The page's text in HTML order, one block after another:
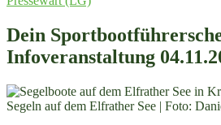
Dein
Infoveranstaltung
Segeln auf dem Elfrather See | Foto: